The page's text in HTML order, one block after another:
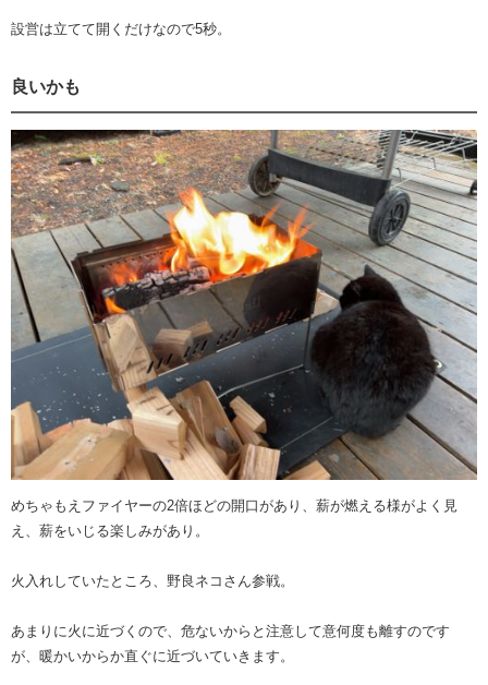
設営は立てて開くだけなので5秒。
良いかも
めちゃもえファイヤーの2倍ほどの開口があり、薪が燃える様がよく見
え、薪をいじる楽しみがあり。
火入れしていたところ、野良ネコさん参戦。
あまりに火に近づくので、危ないからと注意して意何度も離すのです
が、暖かいからか直ぐに近づいていきます。